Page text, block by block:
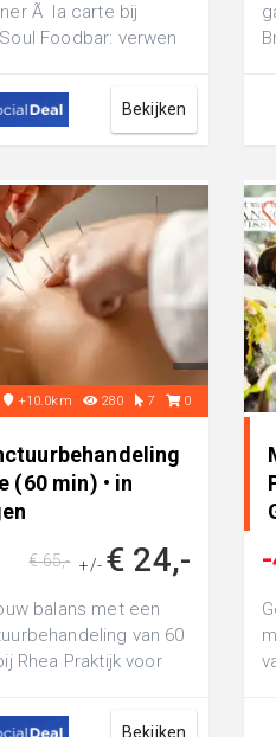
Ã la carte bij
Foodbar: verwen
Bekijken
+10.0km 280 7 0
(60 min) • in
+/- € 24,-
€ 65,-
balans met een
van 60
Rhea Praktijk voor
Bekijken